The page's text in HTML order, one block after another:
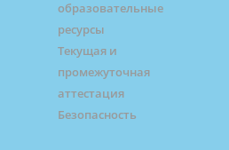
образовательные
ресурсы
Текущая и
промежуточная
аттестация
Безопасность